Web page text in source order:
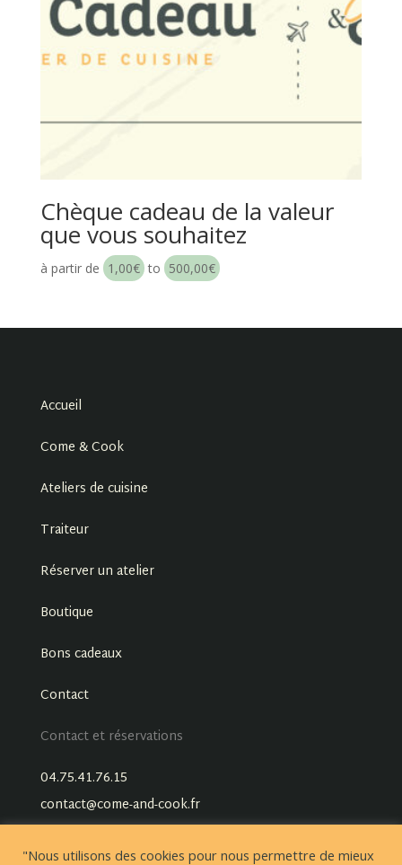
Chèque cadeau de la valeur
que vous souhaitez
à partir de 1,00€ to 500,00€
Accueil
Come & Cook
Ateliers de cuisine
Traiteur
Réserver un atelier
Boutique
Bons cadeaux
Contact
Contact et réservations
04.75.41.76.15
contact@come-and-cook.fr
"Nous utilisons des cookies pour nous permettre de mieux